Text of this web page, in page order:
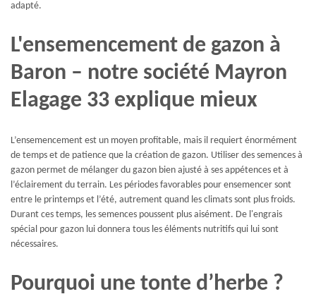
adapté.
L'ensemencement de gazon à
Baron – notre société Mayron
Elagage 33 explique mieux
L’ensemencement est un moyen profitable, mais il requiert énormément
de temps et de patience que la création de gazon. Utiliser des semences à
gazon permet de mélanger du gazon bien ajusté à ses appétences et à
l’éclairement du terrain. Les périodes favorables pour ensemencer sont
entre le printemps et l’été, autrement quand les climats sont plus froids.
Durant ces temps, les semences poussent plus aisément. De l'engrais
spécial pour gazon lui donnera tous les éléments nutritifs qui lui sont
nécessaires.
Pourquoi une tonte d’herbe ?